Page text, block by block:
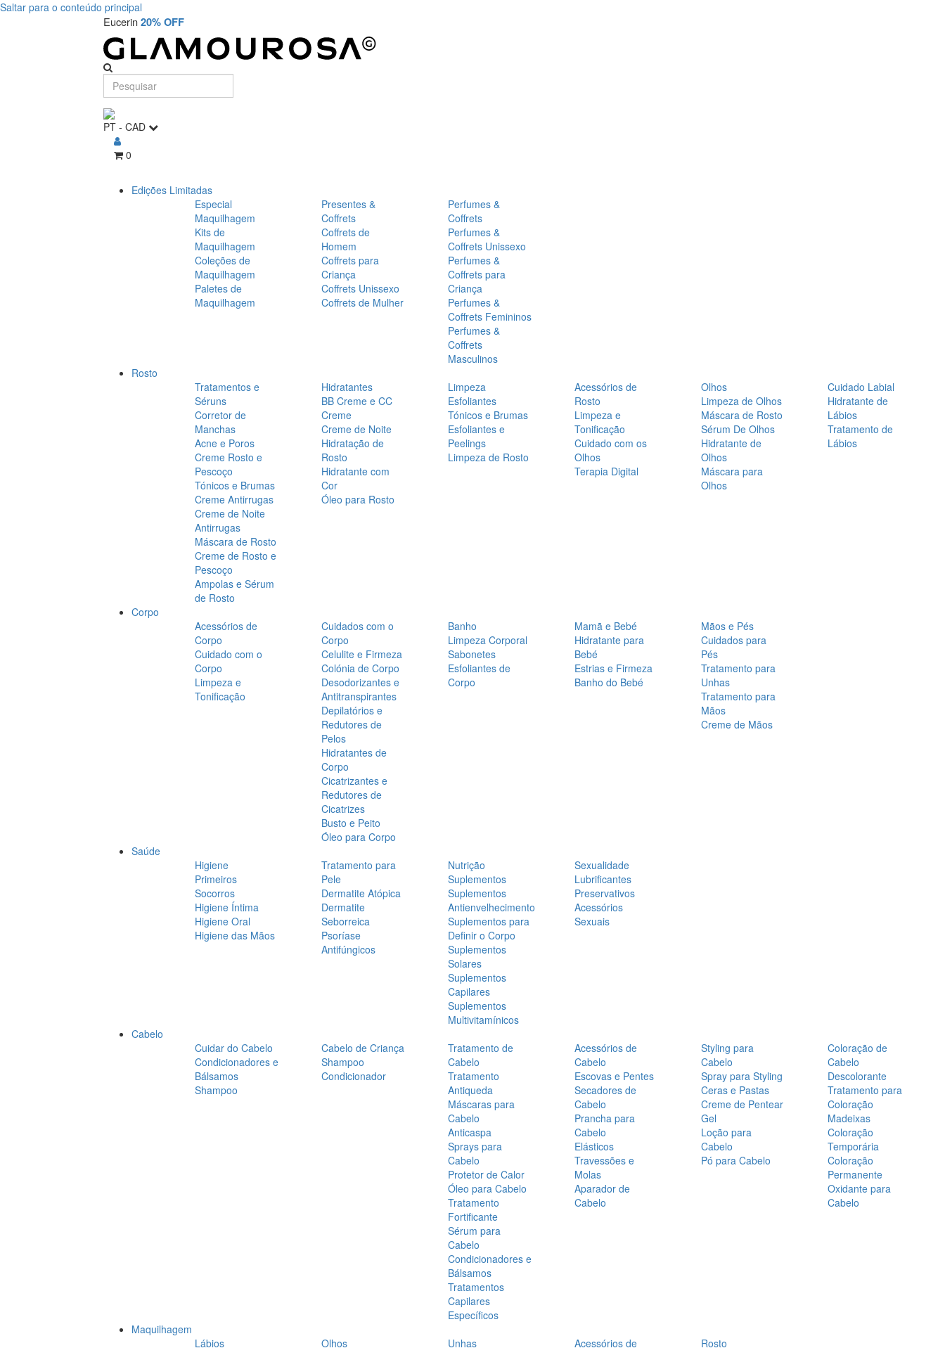
Saltar para o conteúdo principal
Eucerin20% OFF
PT - CAD
0
Edições Limitadas
Especial
Maquilhagem
Kits de
Maquilhagem
Coleções de
Maquilhagem
Paletes de
Maquilhagem
Presentes &
Coffrets
Coffrets de
Homem
Coffrets para
Criança
Coffrets Unissexo
Coffrets de Mulher
Perfumes &
Coffrets
Perfumes &
Coffrets Unissexo
Perfumes &
Coffrets para
Criança
Perfumes &
Coffrets Femininos
Perfumes &
Coffrets
Masculinos
Rosto
Tratamentos e
Séruns
Corretor de
Manchas
Acne e Poros
Creme Rosto e
Pescoço
Tónicos e Brumas
Creme Antirrugas
Creme de Noite
Antirrugas
Máscara de Rosto
Creme de Rosto e
Pescoço
Ampolas e Sérum
de Rosto
Hidratantes
BB Creme e CC
Creme
Creme de Noite
Hidratação de
Rosto
Hidratante com
Cor
Óleo para Rosto
Limpeza
Esfoliantes
Tónicos e Brumas
Esfoliantes e
Peelings
Limpeza de Rosto
Acessórios de
Rosto
Limpeza e
Tonificação
Cuidado com os
Olhos
Terapia Digital
Olhos
Limpeza de Olhos
Máscara de Rosto
Sérum De Olhos
Hidratante de
Olhos
Máscara para
Olhos
Cuidado Labial
Hidratante de
Lábios
Tratamento de
Lábios
Corpo
Acessórios de
Corpo
Cuidado com o
Corpo
Limpeza e
Tonificação
Cuidados com o
Corpo
Celulite e Firmeza
Colónia de Corpo
Desodorizantes e
Antitranspirantes
Depilatórios e
Redutores de
Pelos
Hidratantes de
Corpo
Cicatrizantes e
Redutores de
Cicatrizes
Busto e Peito
Óleo para Corpo
Banho
Limpeza Corporal
Sabonetes
Esfoliantes de
Corpo
Mamã e Bebé
Hidratante para
Bebé
Estrias e Firmeza
Banho do Bebé
Mãos e Pés
Cuidados para
Pés
Tratamento para
Unhas
Tratamento para
Mãos
Creme de Mãos
Saúde
Higiene
Primeiros
Socorros
Higiene Íntima
Higiene Oral
Higiene das Mãos
Tratamento para
Pele
Dermatite Atópica
Dermatite
Seborreica
Psoríase
Antifúngicos
Nutrição
Suplementos
Suplementos
Antienvelhecimento
Suplementos para
Definir o Corpo
Suplementos
Solares
Suplementos
Capilares
Suplementos
Multivitamínicos
Sexualidade
Lubrificantes
Preservativos
Acessórios
Sexuais
Cabelo
Cuidar do Cabelo
Condicionadores e
Bálsamos
Shampoo
Cabelo de Criança
Shampoo
Condicionador
Tratamento de
Cabelo
Tratamento
Antiqueda
Máscaras para
Cabelo
Anticaspa
Sprays para
Cabelo
Protetor de Calor
Óleo para Cabelo
Tratamento
Fortificante
Sérum para
Cabelo
Condicionadores e
Bálsamos
Tratamentos
Capilares
Específicos
Acessórios de
Cabelo
Escovas e Pentes
Secadores de
Cabelo
Prancha para
Cabelo
Elásticos
Travessões e
Molas
Aparador de
Cabelo
Styling para
Cabelo
Spray para Styling
Ceras e Pastas
Creme de Pentear
Gel
Loção para
Cabelo
Pó para Cabelo
Coloração de
Cabelo
Descolorante
Tratamento para
Coloração
Madeixas
Coloração
Temporária
Coloração
Permanente
Oxidante para
Cabelo
Maquilhagem
Lábios
Olhos
Unhas
Acessórios de
Rosto